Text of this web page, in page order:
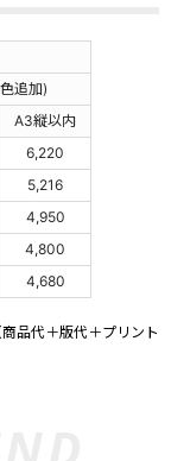
追加)
A3縦以内
6,220
5,216
4,950
4,800
4,680
品代＋版代＋プリント